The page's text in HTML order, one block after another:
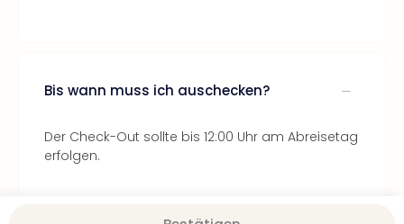
Bis wann muss ich auschecken?
Der Check-Out sollte bis 12:00 Uhr am Abreisetag
erfolgen.